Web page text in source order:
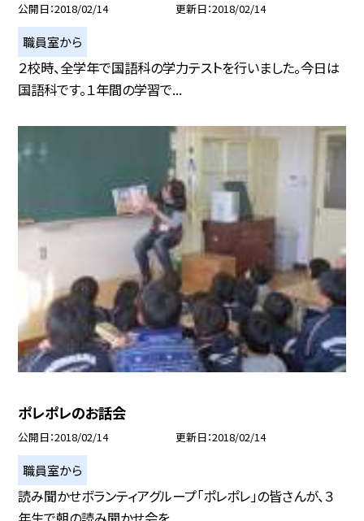
公開日 2018/02/14 更新日 2018/02/14
職員室から
２校時、全学年で国語科の学力テストを行いました。今日は
国語科です。１年間の学習で...
ポレポレのお話会
公開日 2018/02/14 更新日 2018/02/14
職員室から
読み聞かせボランティアグループ「ポレポレ」の皆さんが、３